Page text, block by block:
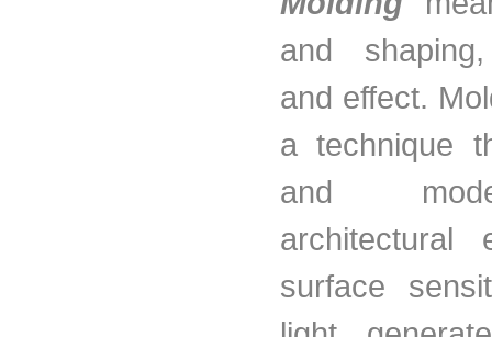
and
and effect.
a technique
and
architectural
surface